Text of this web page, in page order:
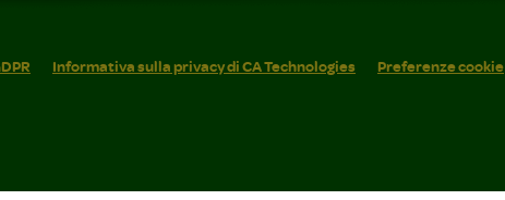
Informativa sulla privacy di CA Technologies
Preferenze cookie